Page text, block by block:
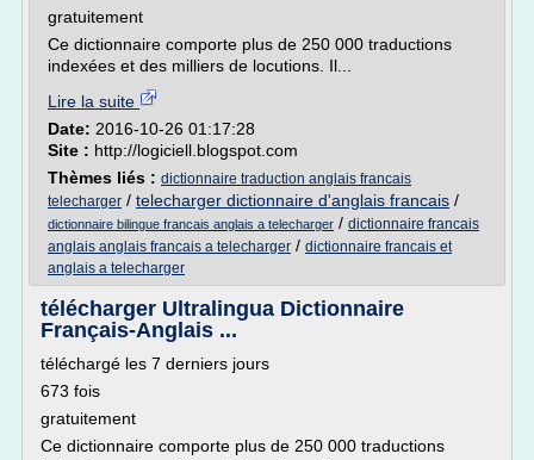
gratuitement
Ce dictionnaire comporte plus de 250 000 traductions
indexées et des milliers de locutions. Il...
Lire la suite
Date: 2016-10-26 01:17:28
Site : http://logiciell.blogspot.com
Thèmes liés : dictionnaire traduction anglais francais
telecharger / telecharger dictionnaire d'anglais francais /
dictionnaire bilingue francais anglais a telecharger / dictionnaire francais
anglais anglais francais a telecharger / dictionnaire francais et
anglais a telecharger
télécharger Ultralingua Dictionnaire
Français-Anglais ...
téléchargé les 7 derniers jours
673 fois
gratuitement
Ce dictionnaire comporte plus de 250 000 traductions